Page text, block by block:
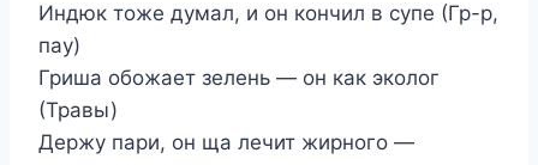
Индюк тоже думал, и он кончил в супе (Гр-р,
пау)
Гриша обожает зелень — он как эколог
(Травы)
Держу пари, он ща лечит жирного —